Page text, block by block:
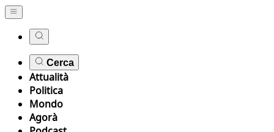
Cerca
Attualità
Politica
Mondo
Agorà